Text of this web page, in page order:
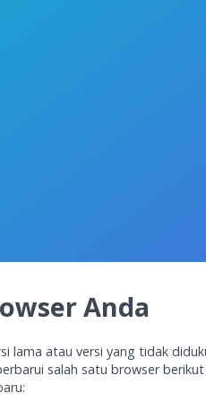
Anda
lama atau versi yang tidak
salah satu browser berikut